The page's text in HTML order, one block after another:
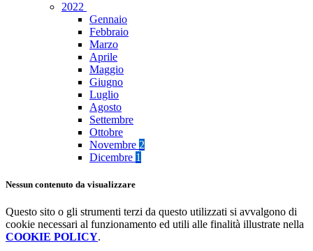
2022
Gennaio
Febbraio
Marzo
Aprile
Maggio
Giugno
Luglio
Agosto
Settembre
Ottobre
Novembre 2
Dicembre 1
Nessun contenuto da visualizzare
Questo sito o gli strumenti terzi da questo utilizzati si avvalgono di
cookie necessari al funzionamento ed utili alle finalità illustrate nella
COOKIE POLICY.